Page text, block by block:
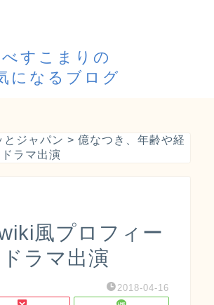
べすこまりの
になるブログ
ジャパン > 億なつき、年齢や経
ラマ出演
風プロフィー
ラマ出演
2018-04-16